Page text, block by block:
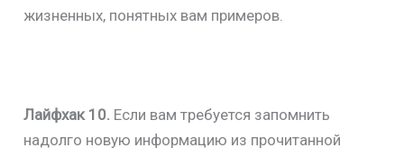
жизненных, понятных вам примеров.
Лайфхак 10. Если вам требуется запомнить
надолго новую информацию из прочитанной